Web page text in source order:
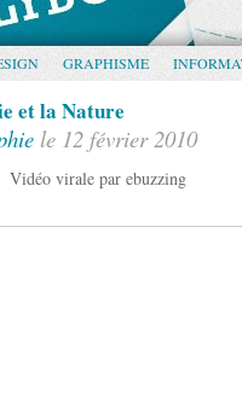
GRAPHISME
et la Nature
le 12 février 2010
Vidéo virale par ebuzzing